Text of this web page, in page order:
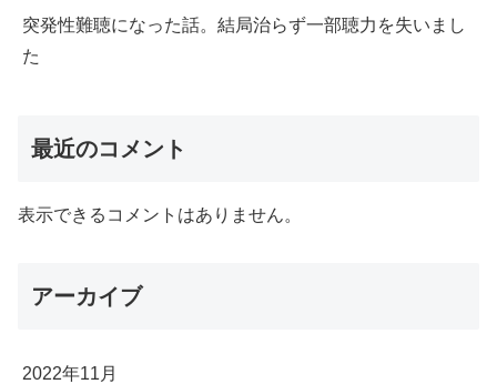
突発性難聴になった話。結局治らず一部聴力を失いまし
た
最近のコメント
表示できるコメントはありません。
アーカイブ
2022年11月